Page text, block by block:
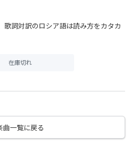
歌詞対訳のロシア語は読み方をカタカ
在庫切れ
曲一覧に戻る